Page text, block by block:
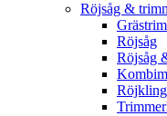
Röjsåg &
Röjsåg
Röjsåg